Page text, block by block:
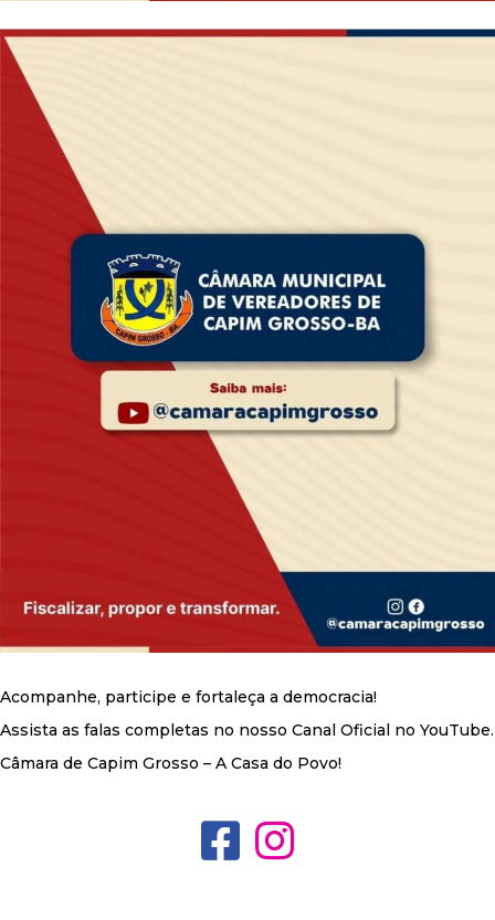
Acompanhe, participe e fortaleça a democracia!
Assista as falas completas no nosso Canal Oficial no YouTube.
Câmara de Capim Grosso – A Casa do Povo!